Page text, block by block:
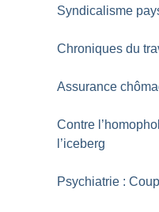
Syndicalisme
Chroniques du
Assurance
Contre
l’iceberg
Psychiatrie :